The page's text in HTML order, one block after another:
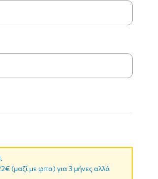
(μαζί με φπα) για 3 μήνες αλλά